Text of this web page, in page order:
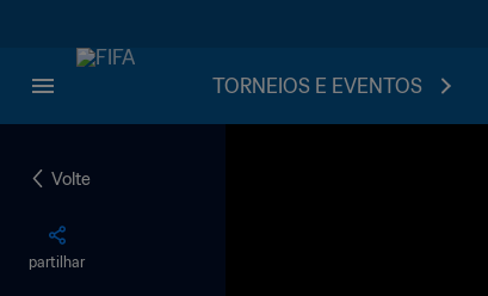
TORNEIOS E EVENTOS
Volte
partilhar